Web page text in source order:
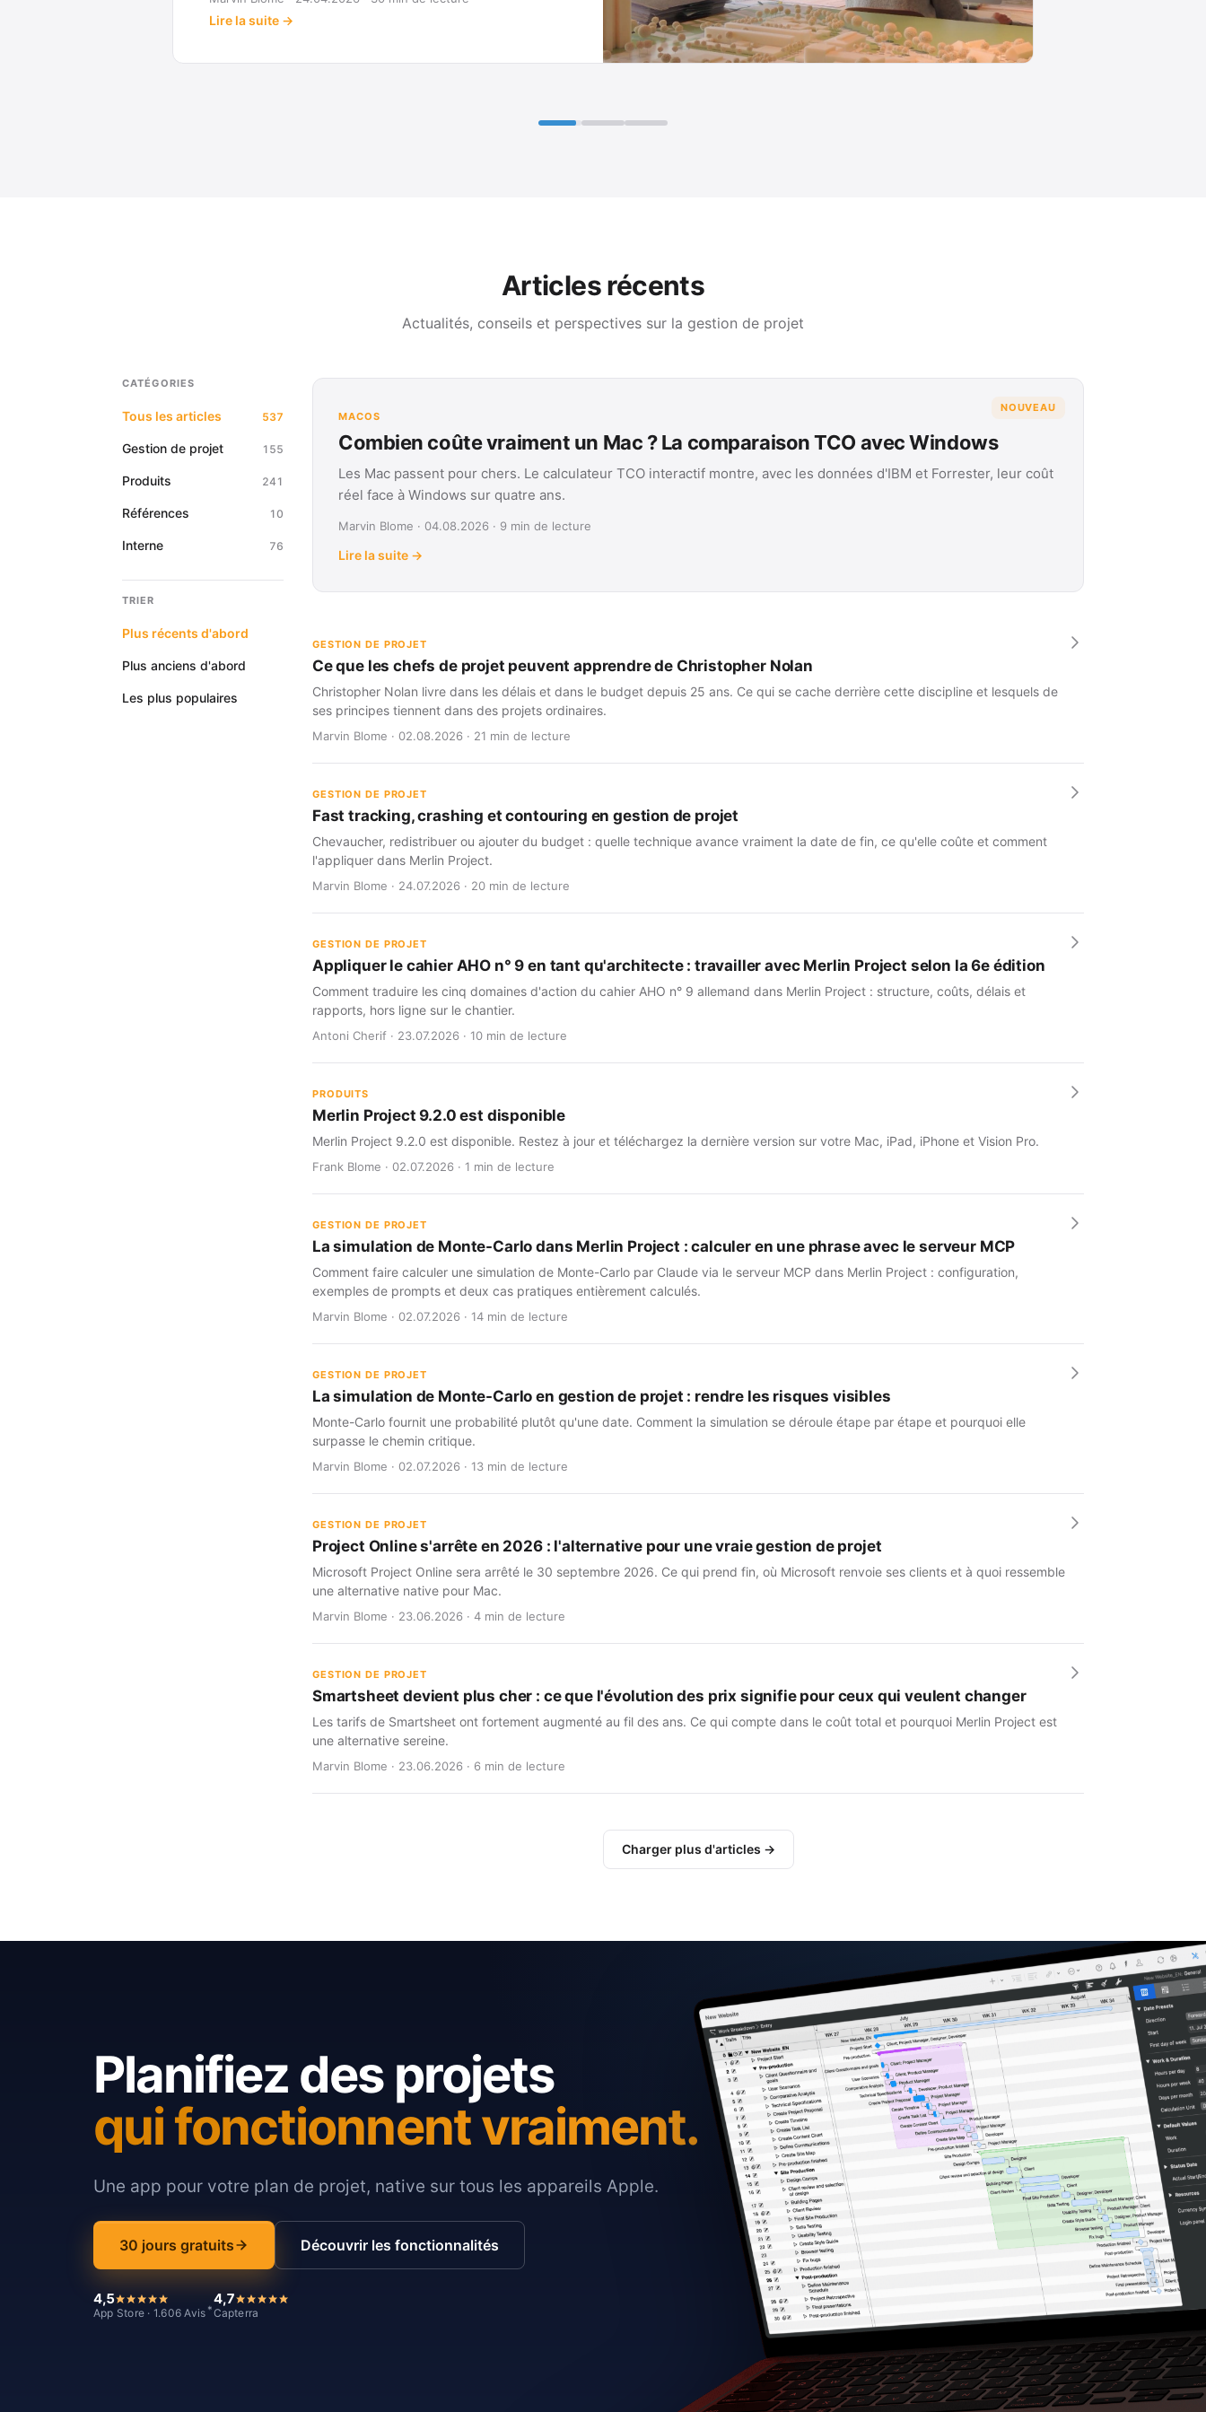
Lire la suite →
Articles récents
Actualités, conseils et perspectives sur la gestion de projet
CATÉGORIES
Tous les articles 537
Gestion de projet 155
Produits 241
Références 10
Interne 76
TRIER
Plus récents d'abord
Plus anciens d'abord
Les plus populaires
NOUVEAU
MACOS
Combien coûte vraiment un Mac ? La comparaison TCO avec Windows
Les Mac passent pour chers. Le calculateur TCO interactif montre, avec les données d'IBM et Forrester, leur coût
réel face à Windows sur quatre ans.
Marvin Blome · 04.08.2026 · 9 min de lecture
Lire la suite →
GESTION DE PROJET
Ce que les chefs de projet peuvent apprendre de Christopher Nolan
Christopher Nolan livre dans les délais et dans le budget depuis 25 ans. Ce qui se cache derrière cette discipline et lesquels de
ses principes tiennent dans des projets ordinaires.
Marvin Blome · 02.08.2026 · 21 min de lecture
GESTION DE PROJET
Fast tracking, crashing et contouring en gestion de projet
Chevaucher, redistribuer ou ajouter du budget : quelle technique avance vraiment la date de fin, ce qu'elle coûte et comment
l'appliquer dans Merlin Project.
Marvin Blome · 24.07.2026 · 20 min de lecture
GESTION DE PROJET
Appliquer le cahier AHO n° 9 en tant qu'architecte : travailler avec Merlin Project selon la 6e édition
Comment traduire les cinq domaines d'action du cahier AHO n° 9 allemand dans Merlin Project : structure, coûts, délais et
rapports, hors ligne sur le chantier.
Antoni Cherif · 23.07.2026 · 10 min de lecture
PRODUITS
Merlin Project 9.2.0 est disponible
Merlin Project 9.2.0 est disponible. Restez à jour et téléchargez la dernière version sur votre Mac, iPad, iPhone et Vision Pro.
Frank Blome · 02.07.2026 · 1 min de lecture
GESTION DE PROJET
La simulation de Monte-Carlo dans Merlin Project : calculer en une phrase avec le serveur MCP
Comment faire calculer une simulation de Monte-Carlo par Claude via le serveur MCP dans Merlin Project : configuration,
exemples de prompts et deux cas pratiques entièrement calculés.
Marvin Blome · 02.07.2026 · 14 min de lecture
GESTION DE PROJET
La simulation de Monte-Carlo en gestion de projet : rendre les risques visibles
Monte-Carlo fournit une probabilité plutôt qu'une date. Comment la simulation se déroule étape par étape et pourquoi elle
surpasse le chemin critique.
Marvin Blome · 02.07.2026 · 13 min de lecture
GESTION DE PROJET
Project Online s'arrête en 2026 : l'alternative pour une vraie gestion de projet
Microsoft Project Online sera arrêté le 30 septembre 2026. Ce qui prend fin, où Microsoft renvoie ses clients et à quoi ressemble
une alternative native pour Mac.
Marvin Blome · 23.06.2026 · 4 min de lecture
GESTION DE PROJET
Smartsheet devient plus cher : ce que l'évolution des prix signifie pour ceux qui veulent changer
Les tarifs de Smartsheet ont fortement augmenté au fil des ans. Ce qui compte dans le coût total et pourquoi Merlin Project est
une alternative sereine.
Marvin Blome · 23.06.2026 · 6 min de lecture
Charger plus d'articles →
Planifiez des projets
qui fonctionnent vraiment.
Une app pour votre plan de projet, native sur tous les appareils Apple.
30 jours gratuits Découvrir les fonctionnalités
4,5
App Store · 1.606 Avis *
4,7
Capterra